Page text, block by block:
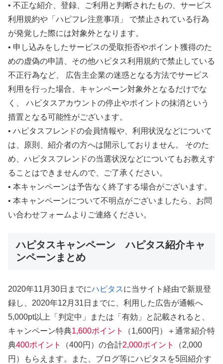
• 不正な紹介、登録、ご利用と判断されたもの、サービス
利用規約や「ハピフレ注意事項」 で禁止されている行為
が発覚した際には対象外となります。
• 申し込みをしたサービスの受取拒否やポイント獲得のた
めの虚偽の申請、その他ハピタス利用規約で禁止している
不正行為など、 広告主企業の迷惑となる方法でサービス
利用を行った場合、キャンペーン対象外となるだけでな
く、 ハピタスアカウントの停止やポイントの抹消という
措置となる可能性がございます。
• ハピタスフレンドの会員情報や、利用状況などについて
は、原則、紹介者の方へは開示しておりません。 そのた
め、ハピタスフレンドの当選状況などについてもお教えす
ることはできませんので、ご了承ください。
• 本キャンペーンは予告なく終了する場合がございます。
• 本キャンペーンについて不明点がございましたら、お問
い合わせフォームよりご連絡ください。
ハピタスキャンペーン ハピタス紹介キャ
ンペーンまとめ
2020年11月30日までにハピタスに当サイト経由で新規登
録し、2020年12月31日までに、利用した広告が通帳へ
5,000pt以上「判定中」または「有効」と記載されると、
キャンペーン特典1,600ポイント
（1,600円）＋通常紹介特
典400ポイント （400円）の合計2,000ポイント
（2,000
円）もらえます。また、ブログ等にハピタスを5回紹介す